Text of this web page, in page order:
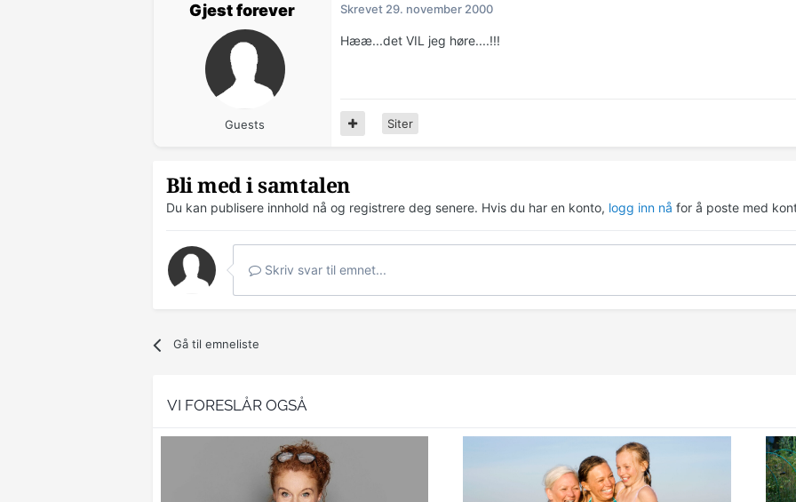
Gjest forever
Guests
Skrevet 29. november 2000
Hææ...det VIL jeg høre....!!!
Siter
Bli med i samtalen
Du kan publisere innhold nå og registrere deg senere. Hvis du har en konto, logg inn nå for å poste med
Skriv svar til emnet...
Gå til emneliste
VI FORESLÅR OGSÅ